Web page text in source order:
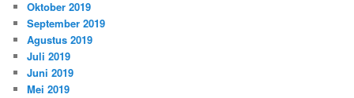
Oktober 2019
September 2019
Agustus 2019
Juli 2019
Juni 2019
Mei 2019